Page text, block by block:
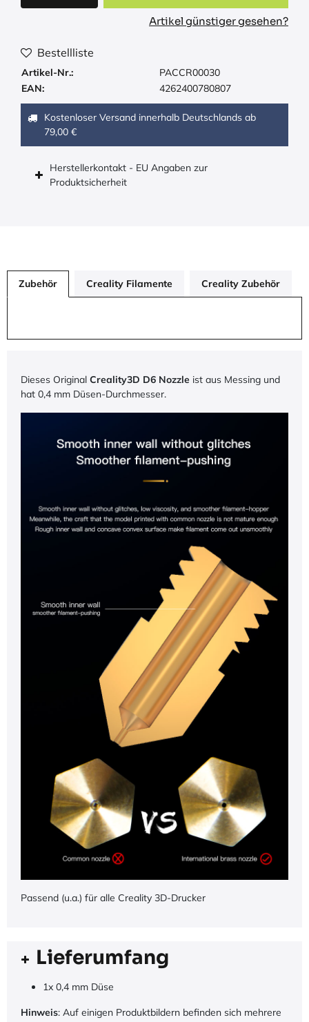
Artikel günstiger gesehen?
Bestellliste
Artikel-Nr.:
PACCR00030
EAN:
4262400780807
Kostenloser Versand innerhalb Deutschlands ab
79,00 €
Herstellerkontakt - EU Angaben zur
Produktsicherheit
Zubehör Creality Filamente Creality Zubehör
Dieses Original Creality3D D6 Nozzle ist aus Messing und
hat 0,4 mm Düsen-Durchmesser.
Passend (u.a.) für alle Creality 3D-Drucker
Lieferumfang
1x 0,4 mm Düse
Hinweis: Auf einigen Produktbildern befinden sich mehrere